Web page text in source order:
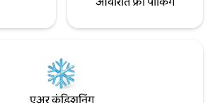
एअर कंडिशनिंग